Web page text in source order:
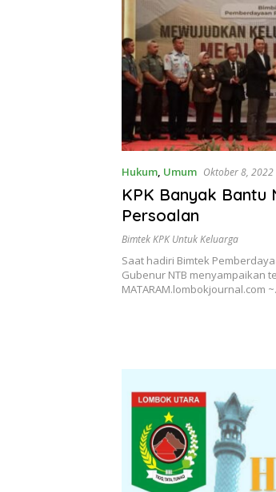
Hukum, Umum Oktober 8, 2022
KPK Banyak Bantu
Persoalan
Bimtek KPK Untuk Keluarga
Saat hadiri Bimtek
Gubenur NTB menyampaikan
MATARAM.lombokjournal.com